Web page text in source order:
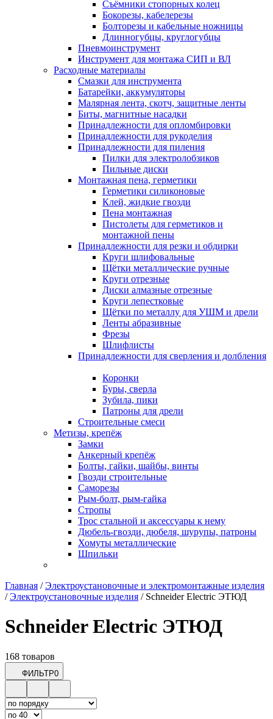
Съёмники стопорных колец
Бокорезы, кабелерезы
Болторезы и кабельные ножницы
Длинногубцы, круглогубцы
Пневмоинструмент
Инструмент для монтажа СИП и ВЛ
Расходные материалы
Смазки для инструмента
Батарейки, аккумуляторы
Малярная лента, скотч, защитные ленты
Биты, магнитные насадки
Принадлежности для опломбировки
Принадлежности для рукоделия
Принадлежности для пиления
Пилки для электролобзиков
Пильные диски
Монтажная пена, герметики
Герметики силиконовые
Клей, жидкие гвозди
Пена монтажная
Пистолеты для герметиков и
монтажной пены
Принадлежности для резки и обдирки
Круги шлифовальные
Щётки металлические ручные
Круги отрезные
Диски алмазные отрезные
Круги лепестковые
Щётки по металлу для УШМ и дрели
Ленты абразивные
Фрезы
Шлифлисты
Принадлежности для сверления и долбления
Коронки
Буры, сверла
Зубила, пики
Патроны для дрели
Строительные смеси
Метизы, крепёж
Замки
Анкерный крепёж
Болты, гайки, шайбы, винты
Гвозди строительные
Саморезы
Рым-болт, рым-гайка
Стропы
Трос стальной и аксессуары к нему
Дюбель-гвозди, дюбеля, шурупы, патроны
Хомуты металлические
Шпильки
Главная /Электроустановочные и электромонтажные изделия
/Электроустановочные изделия / Schneider Electric ЭТЮД
Schneider Electric ЭТЮД
168 товаров
ФИЛЬТР0